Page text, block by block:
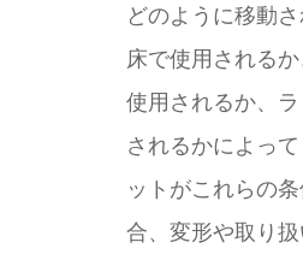
どのように移動
床で使用される
使用されるか、
されるかによっ
ットがこれらの
合、変形や取り扱